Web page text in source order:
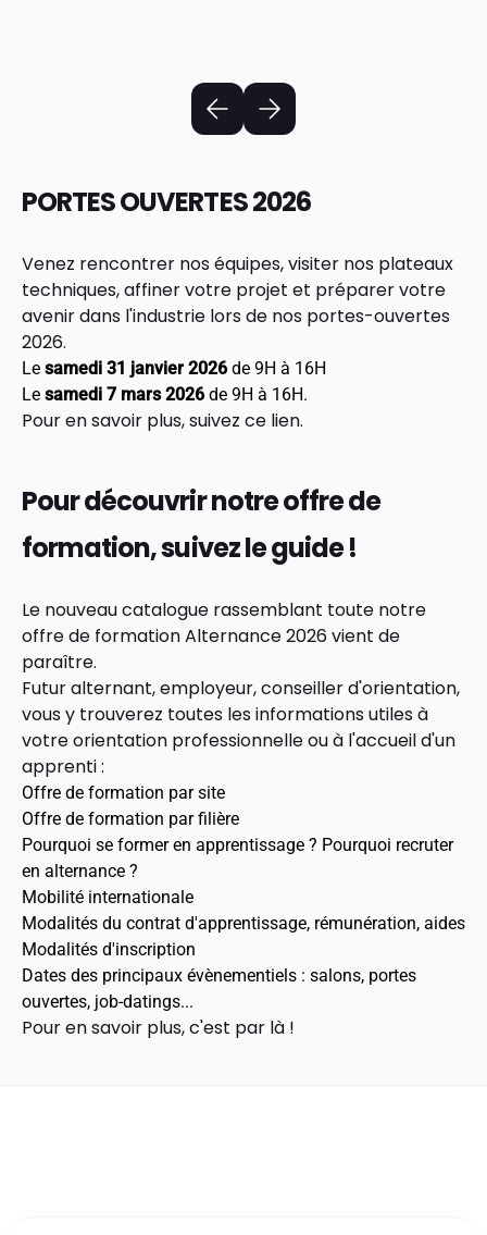
PORTES OUVERTES 2026
Venez rencontrer nos équipes, visiter nos plateaux
techniques, affiner votre projet et préparer votre
avenir dans l'industrie lors de nos portes-ouvertes
2026.
Le samedi 31 janvier 2026 de 9H à 16H
Le samedi 7 mars 2026 de 9H à 16H.
Pour en savoir plus, suivez ce lien.
Pour découvrir notre offre de
formation, suivez le guide !
Le nouveau catalogue rassemblant toute notre
offre de formation Alternance 2026 vient de
paraître.
Futur alternant, employeur, conseiller d'orientation,
vous y trouverez toutes les informations utiles à
votre orientation professionnelle ou à l'accueil d'un
apprenti :
Offre de formation par site
Offre de formation par filière
Pourquoi se former en apprentissage ? Pourquoi recruter
en alternance ?
Mobilité internationale
Modalités du contrat d'apprentissage, rémunération, aides
Modalités d'inscription
Dates des principaux évènementiels : salons, portes
ouvertes, job-datings...
Pour en savoir plus,c'est par là !